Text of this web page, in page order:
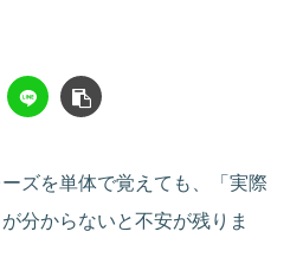
ズを単体で覚えても、「実際
分からないと不安が残りま